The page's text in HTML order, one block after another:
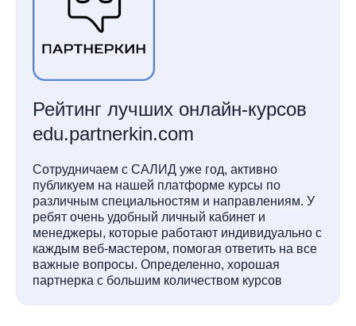
Рейтинг лучших онлайн-курсов
edu.partnerkin.com
Сотрудничаем с САЛИД уже год, активно
публикуем на нашей платформе курсы по
различным специальностям и направлениям. У
ребят очень удобный личный кабинет и
менеджеры, которые работают индивидуально с
каждым веб-мастером, помогая ответить на все
важные вопросы. Определенно, хорошая
партнерка с большим количеством курсов